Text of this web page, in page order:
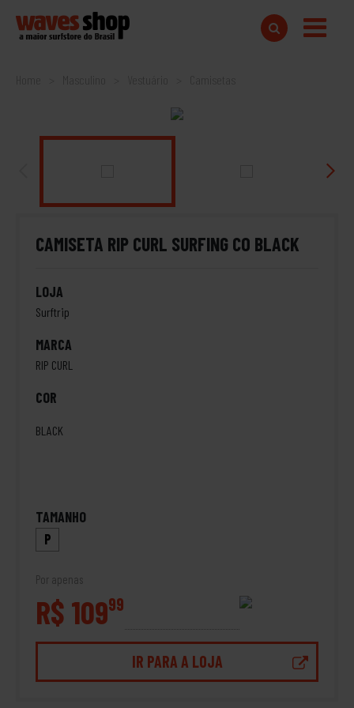
Home Camisetas
CAMISETA RIP CURL SURFING CO BLACK
LOJA
Surftrip
MARCA
RIP CURL
COR
BLACK
TAMANHO
P
Por apenas
R$ 10999
IR PARA A LOJA